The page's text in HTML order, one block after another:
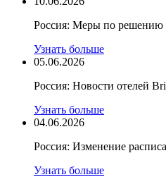
Россия: Меры по решению
Узнать больше
05.06.2026
Россия: Новости отелей
Узнать больше
04.06.2026
Россия: Изменение
Узнать больше